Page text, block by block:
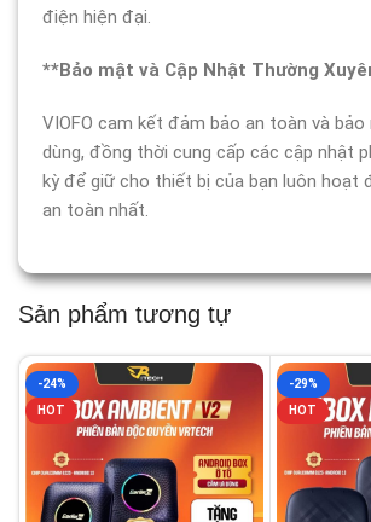
điện hiện đại.
**Bảo mật và Cập Nhật Thường
VIOFO cam kết đảm bảo an toàn và
dùng, đồng thời cung cấp các cập nhật
kỳ để giữ cho thiết bị của bạn luôn hoạt
an toàn nhất.
Sản phẩm tương tự
-24%
HOT
-29%
HOT